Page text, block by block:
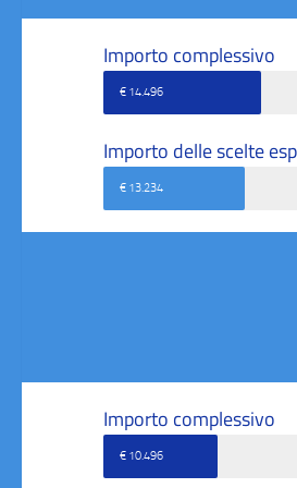
Importo complessivo
€ 14.496
Importo delle scelte
€ 13.234
Importo complessivo
€ 10.496